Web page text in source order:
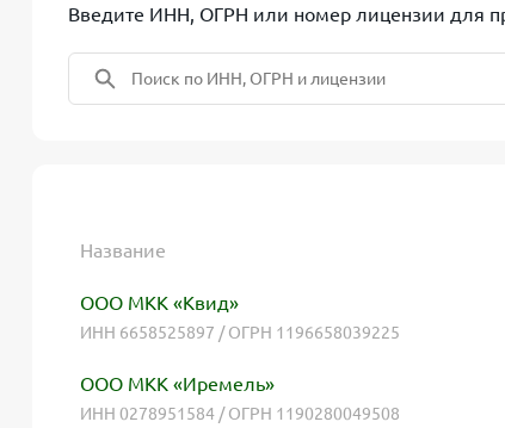
Введите ИНН, ОГРН или номер лицензии для
Название
ООО МКК «Квид»
ИНН 6658525897 / ОГРН 1196658039225
ООО МКК «Иремель»
ИНН 0278951584 / ОГРН 1190280049508